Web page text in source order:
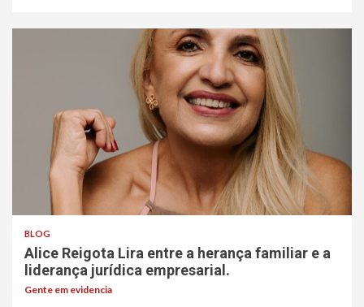
BLOG
Alice Reigota Lira entre a herança familiar e a
liderança jurídica empresarial.
Gente em evidencia